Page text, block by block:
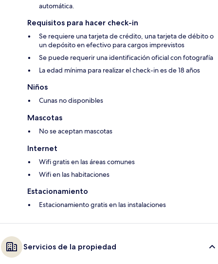
automática.
Requisitos para hacer check-in
Se requiere una tarjeta de crédito, una tarjeta de débito o
un depósito en efectivo para cargos imprevistos
Se puede requerir una identificación oficial con fotografía
La edad mínima para realizar el check-in es de 18 años
Niños
Cunas no disponibles
Mascotas
No se aceptan mascotas
Internet
Wifi gratis en las áreas comunes
Wifi en las habitaciones
Estacionamiento
Estacionamiento gratis en las instalaciones
Servicios de la propiedad